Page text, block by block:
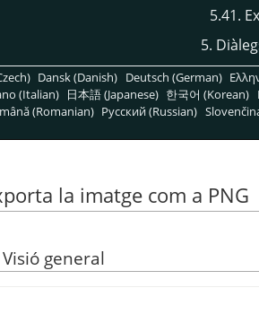
5.41.
5.
Dansk (Danish) Deutsch (German)
(Italian) 日本語 (Japanese) 한국어 (Korean)
(Romanian) Pусский (Russian)
la imatge com a PNG
general